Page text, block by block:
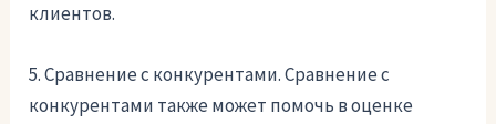
клиентов.
5. Сравнение с конкурентами. Сравнение с
конкурентами также может помочь в оценке